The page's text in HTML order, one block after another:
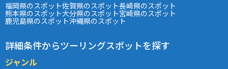
福岡県のスポット佐賀県のスポット長崎県のスポット
熊本県のスポット大分県のスポット宮崎県のスポット
鹿児島県のスポット沖縄県のスポット
詳細条件からツーリングスポットを探す
ジャンル